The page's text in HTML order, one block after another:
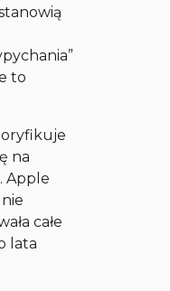
to
na
Apple
całe
lata